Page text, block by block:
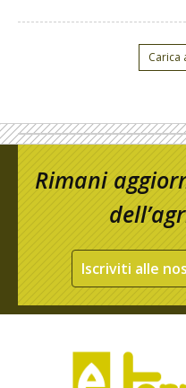
Carica
Rimani
Iscriviti alle